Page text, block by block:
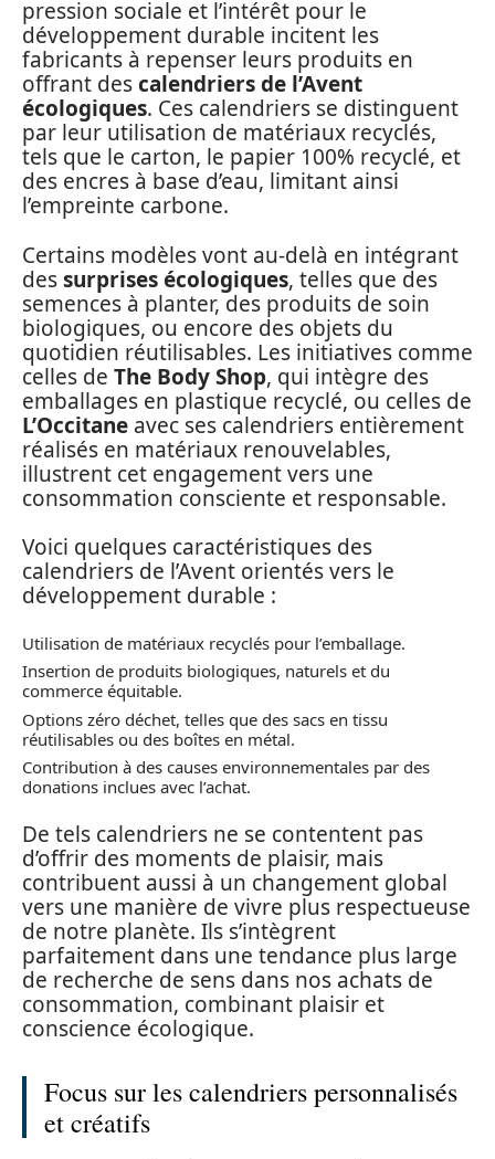
pression sociale et l’intérêt pour le
développement durable incitent les
fabricants à repenser leurs produits en
offrant descalendriers de l’Avent
écologiques. Ces calendriers se distinguent
par leur utilisation de matériaux recyclés,
tels que le carton, le papier 100% recyclé, et
des encres à base d’eau, limitant ainsi
l’empreinte carbone.
Certains modèles vont au-delà en intégrant
dessurprises écologiques, telles que des
semences à planter, des produits de soin
biologiques, ou encore des objets du
quotidien réutilisables. Les initiatives comme
celles de The Body Shop, qui intègre des
emballages en plastique recyclé, ou celles de
L’Occitane avec ses calendriers entièrement
réalisés en matériaux renouvelables,
illustrent cet engagement vers une
consommation consciente et responsable.
Voici quelques caractéristiques des
calendriers de l’Avent orientés vers le
développement durable :
Utilisation de matériaux recyclés pour l’emballage.
Insertion de produits biologiques, naturels et du
commerce équitable.
Options zéro déchet, telles que des sacs en tissu
réutilisables ou des boîtes en métal.
Contribution à des causes environnementales par des
donations inclues avec l’achat.
De tels calendriers ne se contentent pas
d’offrir des moments de plaisir, mais
contribuent aussi à un changement global
vers une manière de vivre plus respectueuse
de notre planète. Ils s’intègrent
parfaitement dans une tendance plus large
de recherche de sens dans nos achats de
consommation, combinant plaisir et
conscience écologique.
Focus sur les calendriers personnalisés
et créatifs